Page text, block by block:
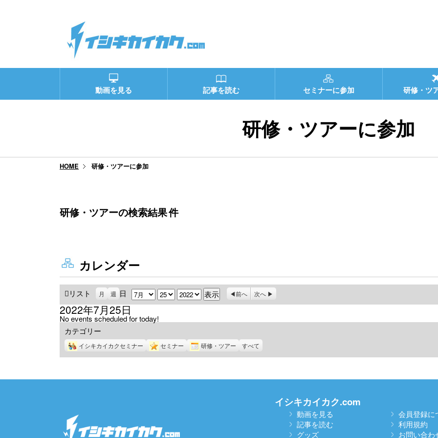
動画を見る 記事を読む セミナーに参加 研修・ツ
研修・ツアーに参加
HOME 研修・ツアーに参加
研修・ツアーの検索結果件
カレンダー
リスト
示
月 週 日 月 日 年 前へ 次へ
2022年7月25日
No events scheduled for today!
カテゴリー
イシキカイカクセミナー セミナー 研修・ツアー すべて
イシキカイカク.com
動画を見る
記事を読む
グッズ
会員登録に
利用規約
お問い合わ